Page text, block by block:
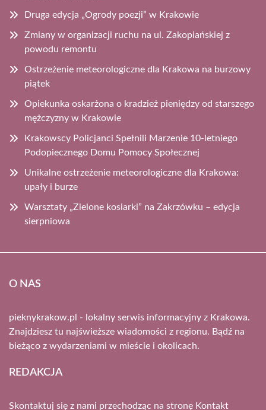
Druga edycja „Ogrody poezji” w Krakowie
Zmiany w organizacji ruchu na ul. Zakopiańskiej z
powodu remontu
Ostrzeżenie meteorologiczne dla Krakowa na burzowy
piątek
Opiekunka oskarżona o kradzież pieniędzy od starszego
mężczyzny w Krakowie
Krakowscy Policjanci Spełnili Marzenie 10-letniego
Podopiecznego Domu Pomocy Społecznej
Unikalne ostrzeżenie meteorologiczne dla Krakowa:
upały i burze
Warsztaty „Zielone kosiarki” na Zakrzówku – edycja
sierpniowa
O NAS
pieknykrakow.pl - lokalny serwis informacyjny z Krakowa.
Znajdziesz tu najświeższe wiadomości z regionu. Bądź na
bieżąco z wydarzeniami w mieście i okolicach.
REDAKCJA
Skontaktuj się z nami przechodząc na stronę Kontakt